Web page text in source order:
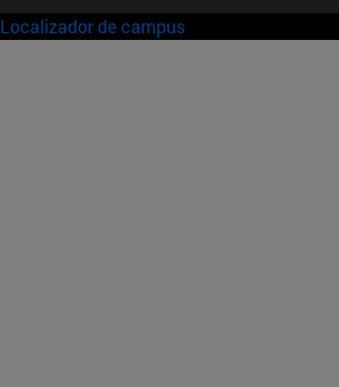
Localizador de campus